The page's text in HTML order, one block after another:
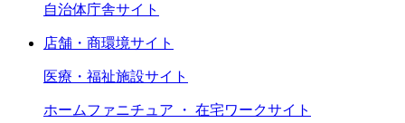
自治体庁舎サイト
店舗・商環境サイト
医療・福祉施設サイト
ホームファニチュア ・ 在宅ワークサイト